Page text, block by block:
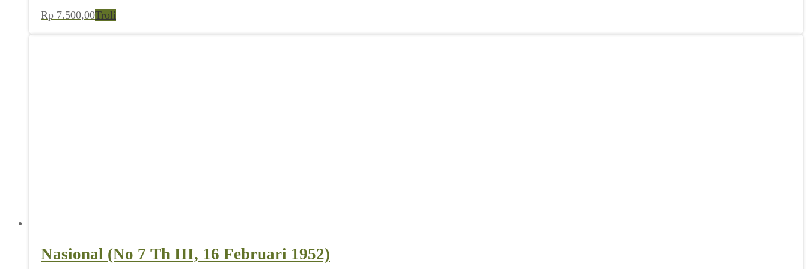
Rp 7.500,00Troli
Nasional (No 7 Th III, 16 Februari 1952)